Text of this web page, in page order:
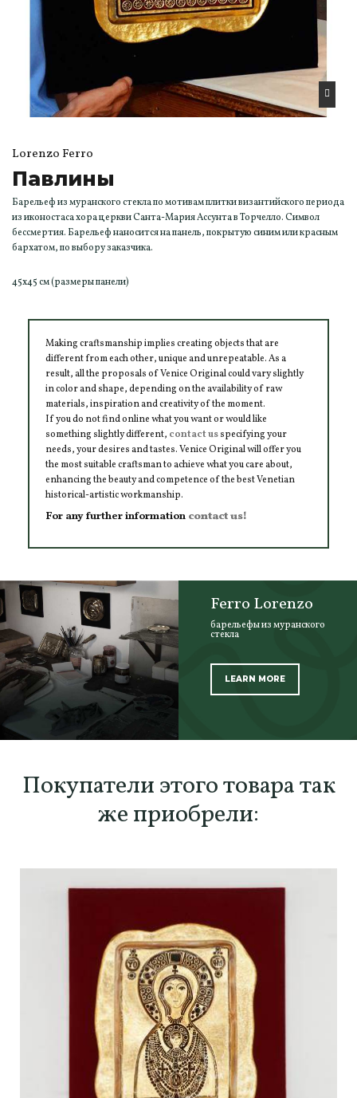
Lorenzo Ferro
Павлины
Барельеф из муранского стекла по мотивам плитки византийского периода
из иконостаса хора церкви Санта-Мария Ассунта в Торчелло. Символ
бессмертия. Барельеф наносится на панель, покрытую синим или красным
бархатом, по выбору заказчика.
45x45 см (размеры панели)
Making craftsmanship implies creating objects that are
different from each other, unique and unrepeatable. As a
result, all the proposals of Venice Original could vary slightly
in color and shape, depending on the availability of raw
materials, inspiration and creativity of the moment.
If you do not find online what you want or would like
something slightly different, contact usspecifying your
needs, your desires and tastes. Venice Original will offer you
the most suitable craftsman to achieve what you care about,
enhancing the beauty and competence of the best Venetian
historical-artistic workmanship.
For any further information contact us!
Ferro Lorenzo
барельефы из муранского
стекла
LEARN MORE
Покупатели этого товара так
же приобрели: